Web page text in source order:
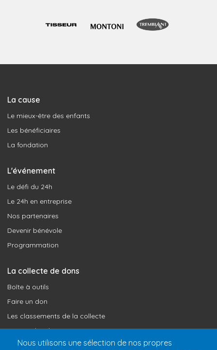
La cause
Le mieux-être des enfants
Les bénéficiaires
La fondation
L'événement
Le défi du 24h
Le 24h en entreprise
Nos partenaires
Devenir bénévole
Programmation
La collecte de dons
Boîte à outils
Faire un don
Les classements de la collecte
Où vont les dons
Le programme de reconnaissance
Nous utilisons une sélection de nos propres